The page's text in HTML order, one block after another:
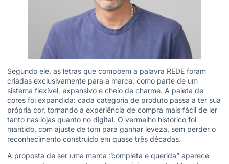
Segundo ele, as letras que compõem a palavra REDE foram
criadas exclusivamente para a marca, como parte de um
sistema flexível, expansivo e cheio de charme. A paleta de
cores foi expandida: cada categoria de produto passa a ter sua
própria cor, tornando a experiência de compra mais fácil de ler
tanto nas lojas quanto no digital. O vermelho histórico foi
mantido, com ajuste de tom para ganhar leveza, sem perder o
reconhecimento construído em quase três décadas.
A proposta de ser uma marca “completa e querida” aparece